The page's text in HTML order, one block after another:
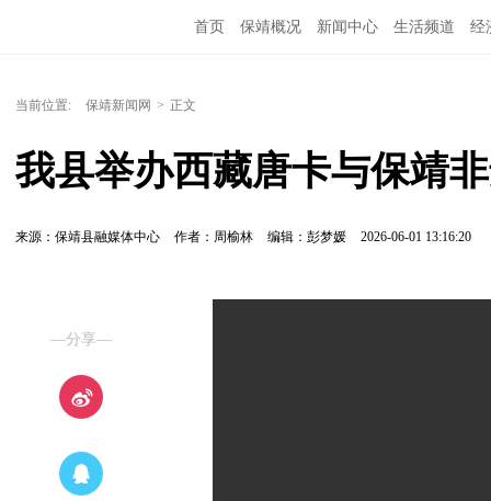
首页 保靖概况 新闻中心 生活频道 经
当前位置: 保靖新闻网 > 正文
我县举办西藏唐卡与保靖
来源：保靖县融媒体中心 作者：周榆林 编辑：彭梦媛 2026-06-01 13:16:20
—分享—